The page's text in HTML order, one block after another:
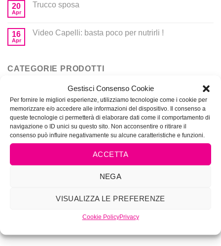
Gestisci Consenso Cookie
Per fornire le migliori esperienze, utilizziamo tecnologie come i cookie per
memorizzare e/o accedere alle informazioni del dispositivo. Il consenso a
queste tecnologie ci permetterà di elaborare dati come il comportamento di
navigazione o ID unici su questo sito. Non acconsentire o ritirare il
consenso può influire negativamente su alcune caratteristiche e funzioni.
ACCETTA
NEGA
VISUALIZZA LE PREFERENZE
Cookie PolicyPrivacy
20
Apr
Trucco sposa
16
Apr
Video Capelli: basta poco per nutrirli !
CATEGORIE PRODOTTI
Corsi
Prodotti per MakeUp
piercing a Roma.